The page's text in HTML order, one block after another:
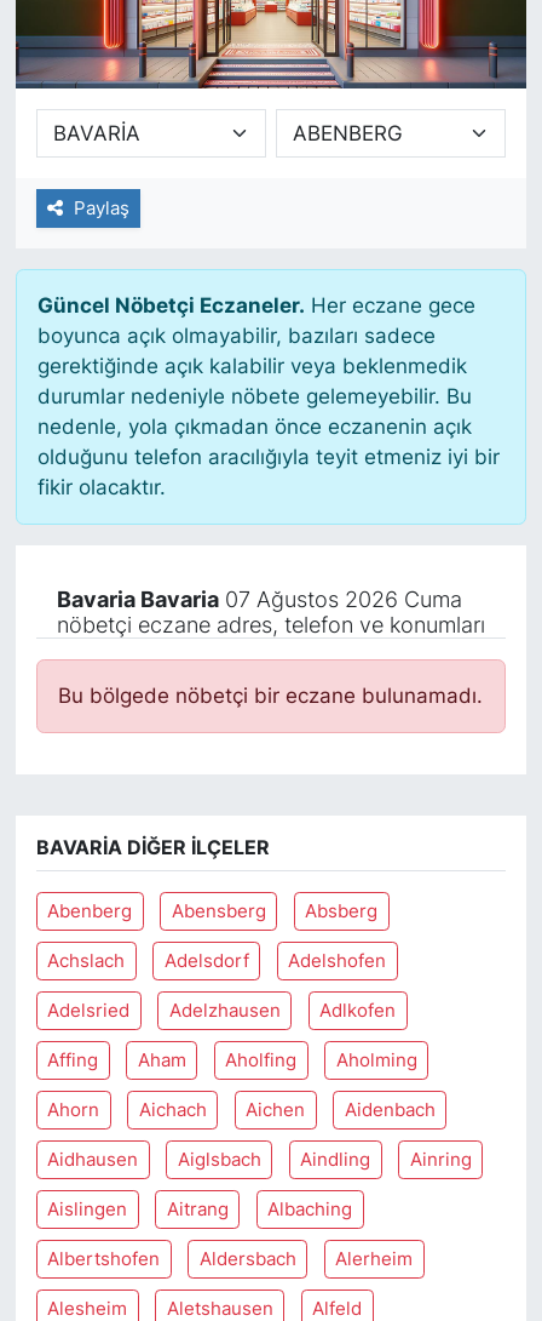
Paylaş
Güncel Nöbetçi Eczaneler. Her eczane gece
boyunca açık olmayabilir, bazıları sadece
gerektiğinde açık kalabilir veya beklenmedik
durumlar nedeniyle nöbete gelemeyebilir. Bu
nedenle, yola çıkmadan önce eczanenin açık
olduğunu telefon aracılığıyla teyit etmeniz iyi bir
fikir olacaktır.
Bavaria Bavaria07 Ağustos 2026 Cuma
nöbetçi eczane adres, telefon ve konumları
Bu bölgede nöbetçi bir eczane bulunamadı.
BAVARIA DIĞER İLÇELER
Abenberg Abensberg Absberg
Achslach Adelsdorf Adelshofen
Adelsried Adelzhausen Adlkofen
Affing Aham Aholfing Aholming
Ahorn Aichach Aichen Aidenbach
Aidhausen Aiglsbach Aindling Ainring
Aislingen Aitrang Albaching
Albertshofen Aldersbach Alerheim
Alesheim Aletshausen Alfeld
SİYASET
SAĞLIK